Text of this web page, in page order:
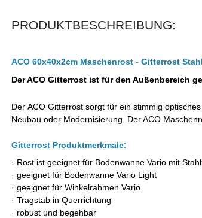
PRODUKTBESCHREIBUNG:
ACO 60x40x2cm Maschenrost - Gitterrost
Der ACO Gitterrost ist für den Außenbereich
Der ACO Gitterrost sorgt für ein stimmig
Neubau oder Modernisierung. Der ACO
Gitterrost Produktmerkmale:
· Rost ist geeignet für Bodenwanne Vario mit
· geeignet für Bodenwanne Vario Light
· geeignet für Winkelrahmen Vario
· Tragstab in Querrichtung
· robust und begehbar